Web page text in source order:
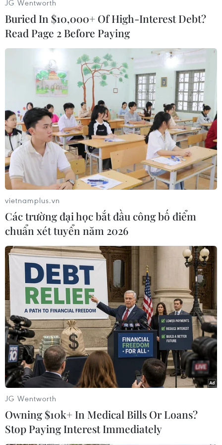
Huy Bình (Vietnam+)
#Aston Martin #Porsche
#Động cơ hybrid
#Xe thể thao
Theo dõi VietnamPlus
TIN CÙNG CHUYÊN MỤC
Xe điện Trung Quốc mở rộng
cuộc đua công nghệ ra Đông Nam Á
JG Wentworth
Buried In $10,000+ Of High-Interest Debt?
Read Page 2 Before Paying
vietnamplus.vn
Các trường đại học bắt đầu công bố điểm
chuẩn xét tuyển năm 2026
JG Wentworth
Owning $10k+ In Medical Bills Or Loans?
Stop Paying Interest Immediately